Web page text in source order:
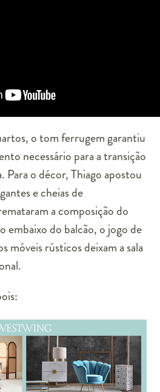
o tom ferrugem garantiu
necessário para a transição
Para o décor, Thiago apostou
e cheias de
a composição do
embaixo do balcão, o jogo de
móveis rústicos deixam a sala